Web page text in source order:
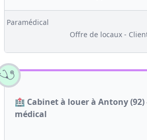
Paramédical
Offre de locaux -
🏥 Cabinet à louer à Antony (92)
médical